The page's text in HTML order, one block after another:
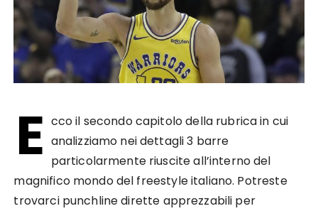
E cco il secondo capitolo della rubrica in cui
analizziamo nei dettagli 3 barre
particolarmente riuscite all’interno del
magnifico mondo del freestyle italiano. Potreste
trovarci punchline dirette apprezzabili per